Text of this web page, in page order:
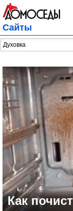
Сайты
Как